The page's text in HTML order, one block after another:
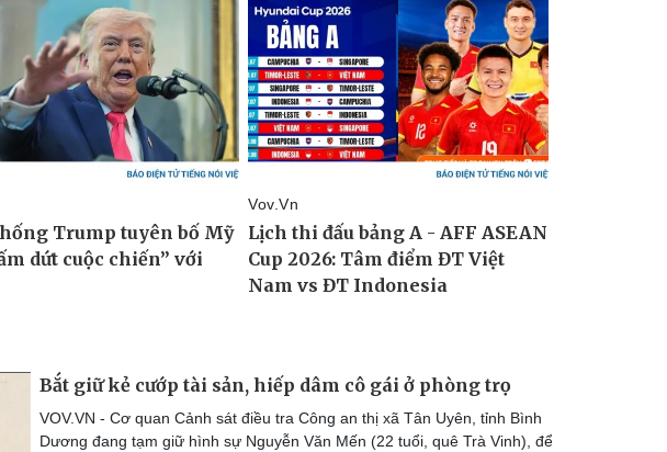
Bắt giữ kẻ cướp tài sản, hiếp dâm cô gái ở phòng trọ
VOV.VN - Cơ quan Cảnh sát điều tra Công an thị xã Tân Uyên, tỉnh Bình
Dương đang tạm giữ hình sự Nguyễn Văn Mến (22 tuổi, quê Trà Vinh), để